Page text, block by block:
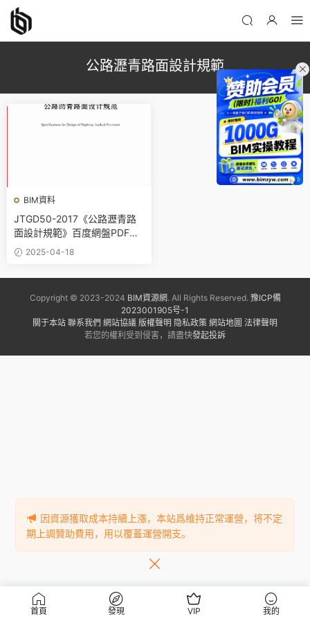
公路瀝青路面設計規範
BIM資料
JTGD50-2017《公路瀝青路
面設計規範》百度網盤PDF版
下載2025-04-18
Copyright © 2023-2024 BIM資源網. All Rights Reserved. 豫ICP備
2023001905号-1
關于本站 聯系我們 網站協議 版權聲明 隐私政策 網站地圖 法律聲明
若您的權利受到侵害，請盡快發起投訴
首頁 發現 VIP 我的
因資源獲取成本持續上漲，本站爲維持正常運營，将不定
期上調贊助費用，用以覆蓋運營開支。